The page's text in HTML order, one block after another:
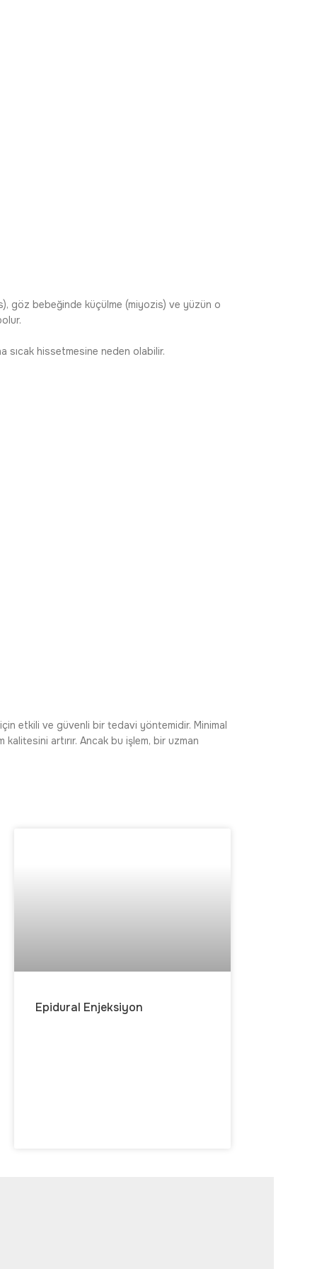
göz bebeğinde küçülme (miyozis) ve yüzün o
sıcak hissetmesine neden olabilir.
için etkili ve güvenli bir tedavi yöntemidir. Minimal
artırır. Ancak bu işlem, bir uzman
Epidural Enjeksiyon